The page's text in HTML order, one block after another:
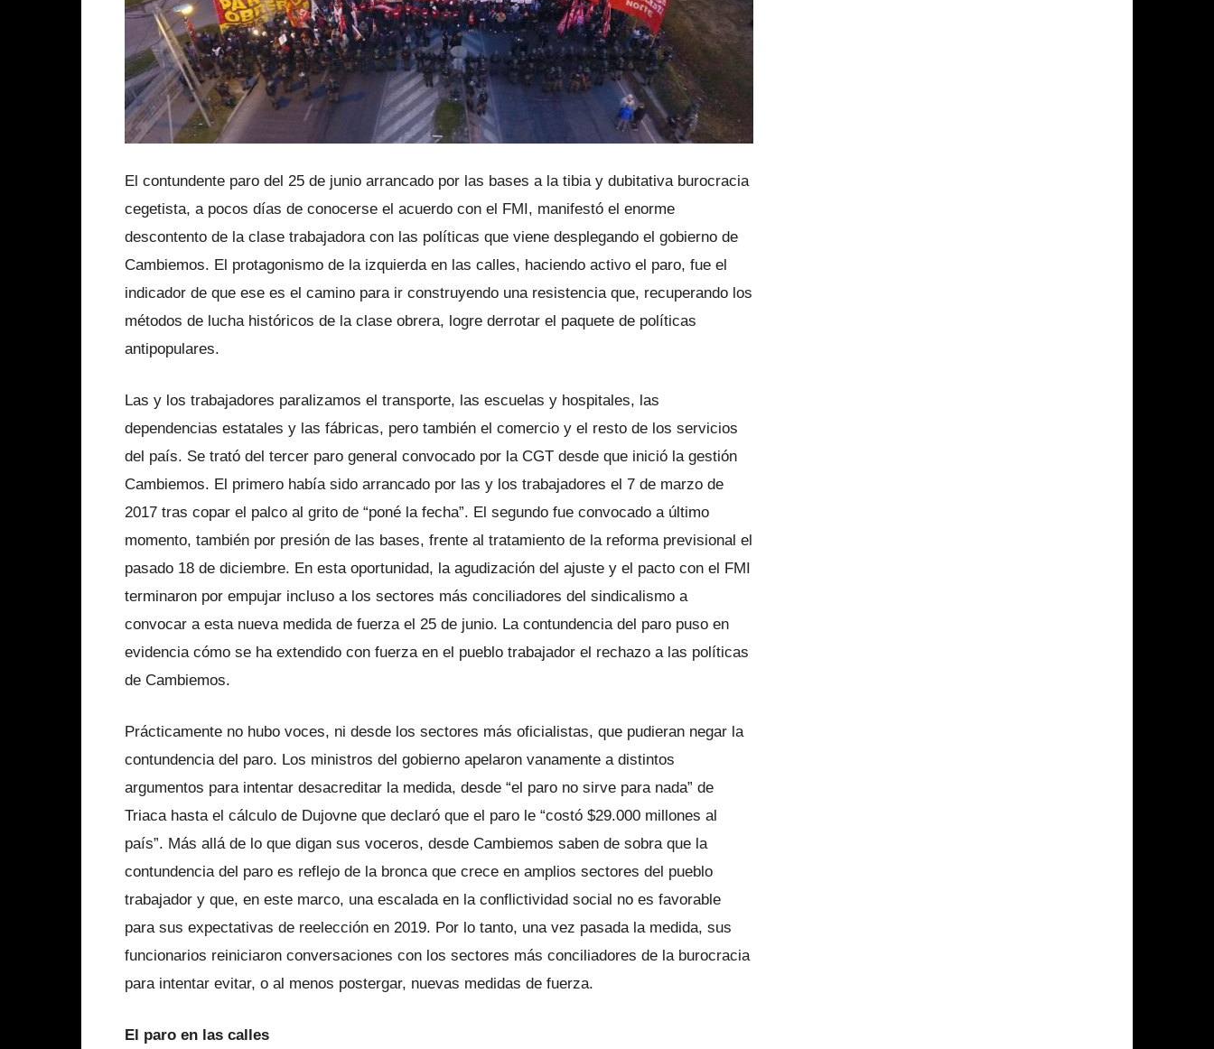
El contundente paro del 25 de junio arrancado por las bases a la tibia y dubitativa burocracia
cegetista, a pocos días de conocerse el acuerdo con el FMI, manifestó el enorme
descontento de la clase trabajadora con las políticas que viene desplegando el gobierno de
Cambiemos. El protagonismo de la izquierda en las calles, haciendo activo el paro, fue el
indicador de que ese es el camino para ir construyendo una resistencia que, recuperando los
métodos de lucha históricos de la clase obrera, logre derrotar el paquete de políticas
antipopulares.
Las y los trabajadores paralizamos el transporte, las escuelas y hospitales, las
dependencias estatales y las fábricas, pero también el comercio y el resto de los servicios
del país. Se trató del tercer paro general convocado por la CGT desde que inició la gestión
Cambiemos. El primero había sido arrancado por las y los trabajadores el 7 de marzo de
2017 tras copar el palco al grito de “poné la fecha”. El segundo fue convocado a último
momento, también por presión de las bases, frente al tratamiento de la reforma previsional el
pasado 18 de diciembre. En esta oportunidad, la agudización del ajuste y el pacto con el FMI
terminaron por empujar incluso a los sectores más conciliadores del sindicalismo a
convocar a esta nueva medida de fuerza el 25 de junio. La contundencia del paro puso en
evidencia cómo se ha extendido con fuerza en el pueblo trabajador el rechazo a las políticas
de Cambiemos.
Prácticamente no hubo voces, ni desde los sectores más oficialistas, que pudieran negar la
contundencia del paro. Los ministros del gobierno apelaron vanamente a distintos
argumentos para intentar desacreditar la medida, desde “el paro no sirve para nada” de
Triaca hasta el cálculo de Dujovne que declaró que el paro le “costó $29.000 millones al
país”. Más allá de lo que digan sus voceros, desde Cambiemos saben de sobra que la
contundencia del paro es reflejo de la bronca que crece en amplios sectores del pueblo
trabajador y que, en este marco, una escalada en la conflictividad social no es favorable
para sus expectativas de reelección en 2019. Por lo tanto, una vez pasada la medida, sus
funcionarios reiniciaron conversaciones con los sectores más conciliadores de la burocracia
para intentar evitar, o al menos postergar, nuevas medidas de fuerza.
El paro en las calles